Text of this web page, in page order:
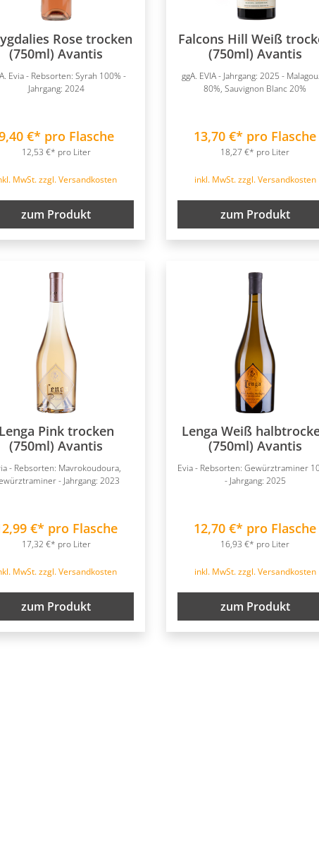
Rose trocken
(750ml) Avantis
Evia - Rebsorten: Syrah 100% -
Jahrgang: 2024
€* pro Flasche
12,53 €* pro Liter
MwSt. zzgl. Versandkosten
zum Produkt
Falcons Hill Weiß
(750ml) Avantis
ggA. EVIA - Jahrgang: 2025 -
80%, Sauvignon Blanc 20%
13,70 €* pro Flasche
18,27 €* pro Liter
inkl. MwSt. zzgl. Versandkosten
zum Produkt
Lenga Pink trocken
(750ml) Avantis
- Rebsorten: Mavrokoudoura,
- Jahrgang: 2023
€* pro Flasche
17,32 €* pro Liter
MwSt. zzgl. Versandkosten
zum Produkt
Lenga Weiß
(750ml) Avantis
Evia - Rebsorten: Gewürztraminer
- Jahrgang: 2025
12,70 €* pro Flasche
16,93 €* pro Liter
inkl. MwSt. zzgl. Versandkosten
zum Produkt